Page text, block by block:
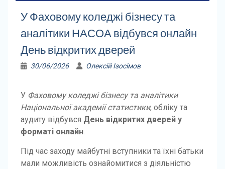
У Фаховому коледжі бізнесу та
аналітики НАСОА відбувся онлайн
День відкритих дверей
30/06/2026 Олексій Ізосімов
У Фаховому коледжі бізнесу та аналітики
Національної академії статистики, обліку та
аудиту відбувся День відкритих дверей у
форматі онлайн.
Під час заходу майбутні вступники та їхні батьки
мали можливість ознайомитися з діяльністю